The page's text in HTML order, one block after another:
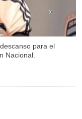
para el
Nacional.
X